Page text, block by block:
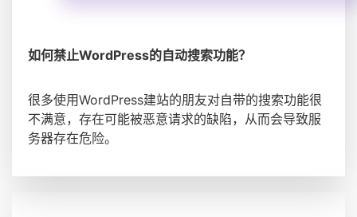
如何禁止WordPress的自动搜索功能？
很多使用WordPress建站的朋友对自带的搜索功能很
不满意，存在可能被恶意请求的缺陷，从而会导致服
务器存在危险。